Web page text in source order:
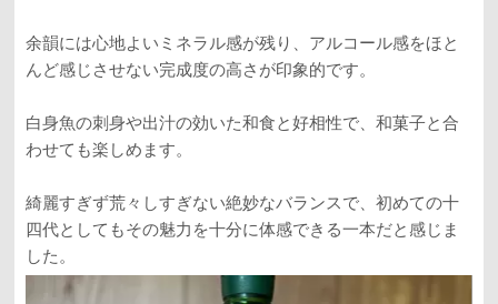
余韻には心地よいミネラル感が残り、アルコール感をほと
んど感じさせない完成度の高さが印象的です。
白身魚の刺身や出汁の効いた和食と好相性で、和菓子と合
わせても楽しめます。
綺麗すぎず荒々しすぎない絶妙なバランスで、初めての十
四代としてもその魅力を十分に体感できる一本だと感じま
した。